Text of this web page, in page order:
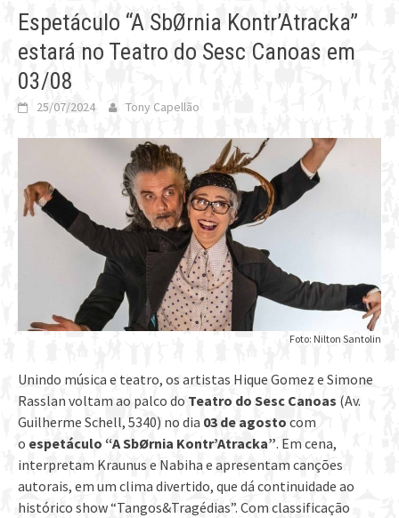
Espetáculo “A SbØrnia Kontr’Atracka”
estará no Teatro do Sesc Canoas em
03/08
25/07/2024 Tony Capellão
Foto: Nilton Santolin
Unindo música e teatro, os artistas Hique Gomez e Simone
Rasslan voltam ao palco do Teatro do Sesc Canoas (Av.
Guilherme Schell, 5340) no dia 03 de agosto com
o espetáculo “A SbØrnia Kontr’Atracka”. Em cena,
interpretam Kraunus e Nabiha e apresentam canções
autorais, em um clima divertido, que dá continuidade ao
histórico show “Tangos&Tragédias”. Com classificação